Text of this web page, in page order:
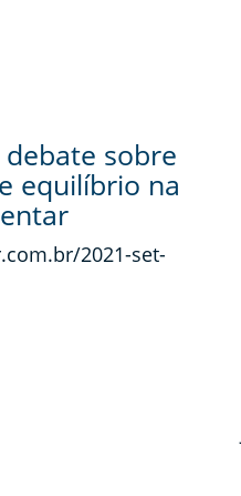
debate sobre
equilíbrio na
2021-set-